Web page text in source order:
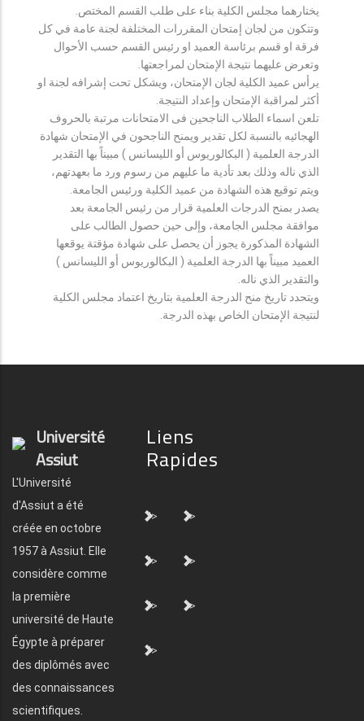
يختارهما مجلس الكلية بناء على طلب القسم المختص.
وتتكون من لجان إمتحان المقررات المختلفة لجنة عامة في كل
فرقة او قسم برئاسة العميد او رئيس القسم حسب الأحوال
وتعرض عليهما نتيجة الإمتحان لمراجعتها.
يرأس عميد الكلية لجان الإمتحان، ويشكل تحت إشرافه لجنة او
أكثر لمراقبة الإمتحان وإعداد النتيجة.
تلعن اسماء الطلاب الناجحين فى الامتحانات مرتبة بالحروف
الهجائيه بالنسبة لكل تقدير ويمنح الناجحون في الإمتحان شهادة
الدرجة العلمية ( البكالوريوس أو الليسانس ) مبيناً بها التقدير
الذي ناله وذلك بعد تأدية ما عليهم من رسوم ورد ما بعهدتهم،
ويتم توقيع هذه الشهادة من عميد الكلية ورئيس الجامعة.
يصدر بمنح الدرجات العلمية قرار من رئيس الجامعة بعد
موافقة مجلس الجامعة، وإلى حين حصول الطالب على
الشهادة المذكورة يجوز أن يحصل على شهادة مؤقتة يوقعها
العميد مبيناً بها الدرجة العلمية ( البكالوريوس أو الليسانس )
والتقدير الذي ناله.
ويتحدد تاريخ منح الدرجة العلمية بتاريخ اعتماد مجلس الكلية
لنتيجة الإمتحان الخاص بهذه الدرجة.
Université
Assiut
L'Université
d'Assiut a été
créée en octobre
1957 à Assiut. Elle
considère comme
la première
université de Haute
Égypte à préparer
des diplômés avec
des connaissances
scientifiques.
Liens
Rapides
"> ">
"> ">
"> ">
">